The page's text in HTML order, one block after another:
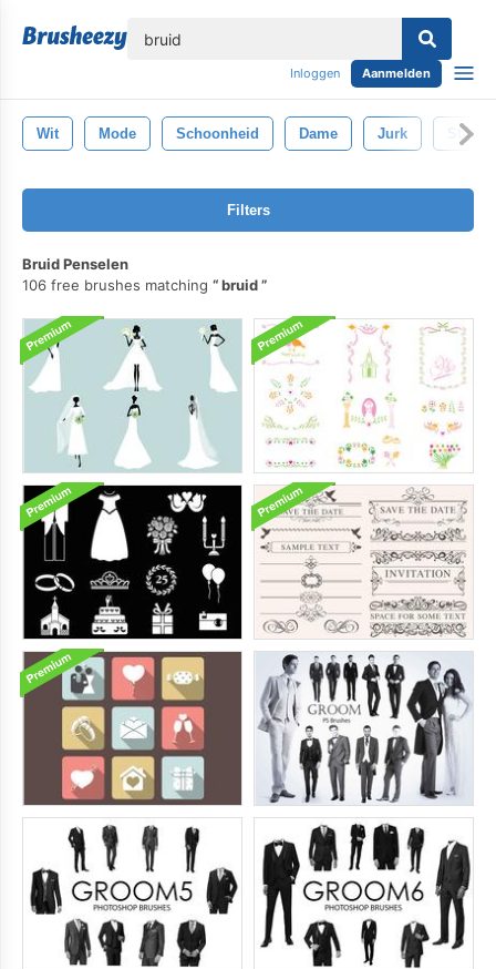
Inloggen Aanmelden
Wit Mode Schoonheid Dame Jurk Stijl
Filters
Bruid Penselen
106 free brushes matching
bruid